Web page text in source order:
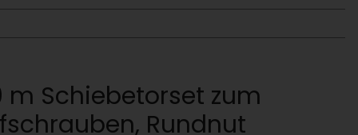
m Schiebetorset zum
Rundnut